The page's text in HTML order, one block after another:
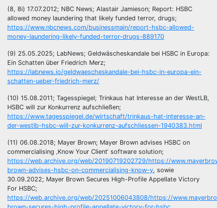
(8, 8i) 17.07.2012; NBC News; Alastair Jamieson; Report: HSBC
allowed money laundering that likely funded terror, drugs;
https://www.nbcnews.com/businessmain/report-hsbc-allowed-
money-laundering-likely-funded-terror-drugs-889170
(9) 25.05.2025; LabNews; Geldwäscheskandale bei HSBC in Europa:
Ein Schatten über Friedrich Merz;
https://labnews.io/geldwaescheskandale-bei-hsbc-in-europa-ein-
schatten-ueber-friedrich-merz/
(10) 15.08.2011; Tagesspiegel; Trinkaus hat Interesse an der WestLB,
HSBC will zur Konkurrenz aufschließen;
https://www.tagesspiegel.de/wirtschaft/trinkaus-hat-interesse-an-
der-westlb-hsbc-will-zur-konkurrenz-aufschliessen-1940383.html
(11) 06.08.2018; Mayer Brown; Mayer Brown advises HSBC on
commercialising ‚Know Your Client‘ software solution;
https://web.archive.org/web/20190719202729/https://
brown-advises-hsbc-on-commercialising-know-y, sowie
30.09.2022; Mayer Brown Secures High-Profile Appellate Victory
For HSBC;
https://web.archive.org/web/20251006043808/https://